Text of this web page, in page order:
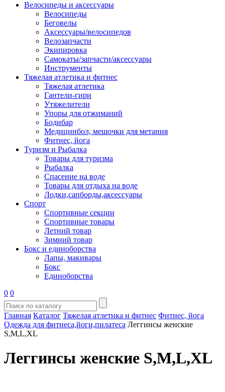
Велосипеды и аксессуары
Велосипеды
Беговелы
Аксессуары/велосипедов
Велозапчасти
Экипировка
Самокаты/запчасти/аксессуары
Инструменты
Тяжелая атлетика и фитнес
Тяжелая атлетика
Гантели-гири
Утяжелители
Упоры для отжиманий
Бодибар
Медицинбол, мешочки для метания
Фитнес, йога
Туризм и Рыбалка
Товары для туризма
Рыбалка
Спасение на воде
Товары для отдыха на воде
Лодки,сапборды,аксессуары
Спорт
Спортивные секции
Спортивные товары
Летний товар
Зимний товар
Бокс и единоборства
Лапы, макивары
Бокс
Единоборства
0 0
Главная Каталог Тяжелая атлетика и фитнес Фитнес, йога
Одежда для фитнеса,йоги,пилатеса Леггинсы женские
S,M,L,XL
Леггинсы женские S,M,L,XL